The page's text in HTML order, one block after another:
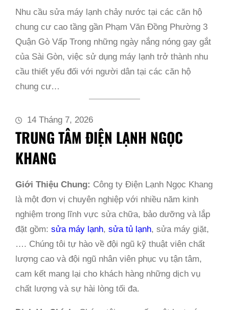
Nhu cầu sửa máy lạnh chảy nước tại các căn hộ
chung cư cao tầng gần Phạm Văn Đồng Phường 3
Quận Gò Vấp Trong những ngày nắng nóng gay gắt
của Sài Gòn, việc sử dụng máy lạnh trở thành nhu
cầu thiết yếu đối với người dân tại các căn hộ
chung cư…
14 Tháng 7, 2026
TRUNG TÂM ĐIỆN LẠNH NGỌC
KHANG
Giới Thiệu Chung: Công ty Điện Lạnh Ngọc Khang
là một đơn vị chuyên nghiệp với nhiều năm kinh
nghiệm trong lĩnh vực sửa chữa, bảo dưỡng và lắp
đặt gồm: sửa máy lạnh, sửa tủ lạnh, sửa máy giặt,
…. Chúng tôi tự hào về đội ngũ kỹ thuật viên chất
lượng cao và đội ngũ nhân viên phục vụ tận tâm,
cam kết mang lại cho khách hàng những dịch vụ
chất lượng và sự hài lòng tối đa.